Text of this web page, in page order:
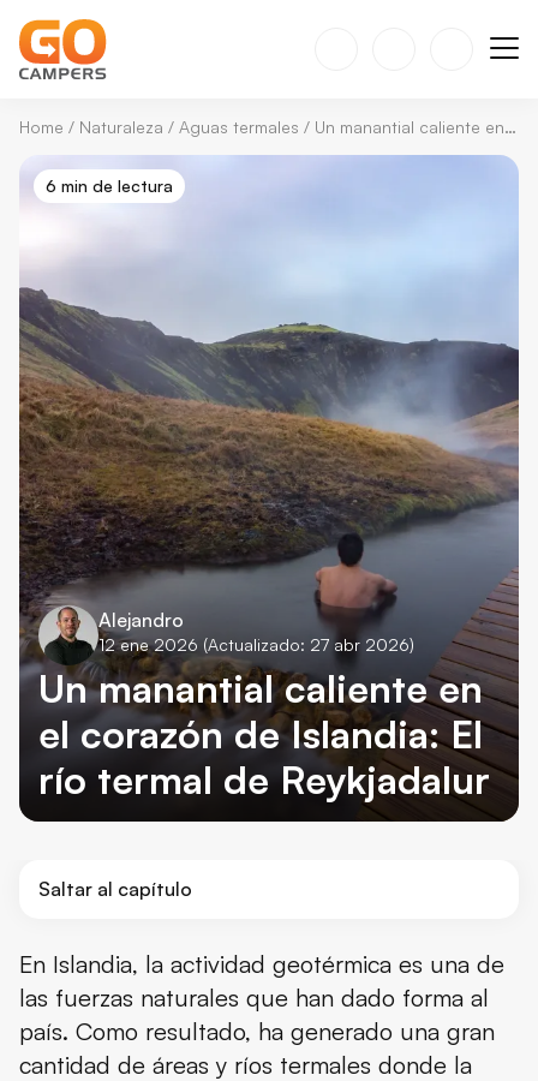
Home / Naturaleza / Aguas termales / Un manantial caliente en el corazón de Islandia: El río termal de Reykjadalur
6 min de lectura
Alejandro
12 ene 2026 (Actualizado: 27 abr 2026)
Un manantial caliente en
el corazón de Islandia: El
río termal de Reykjadalur
Saltar al capítulo
Información útil acerca del río termal de Reykjadalur
Dónde está el río termal de Reykjadalur y cómo llegar
En Islandia, la actividad geotérmica es una de
las fuerzas naturales que han dado forma al
país. Como resultado, ha generado una gran
cantidad de áreas y ríos termales donde la